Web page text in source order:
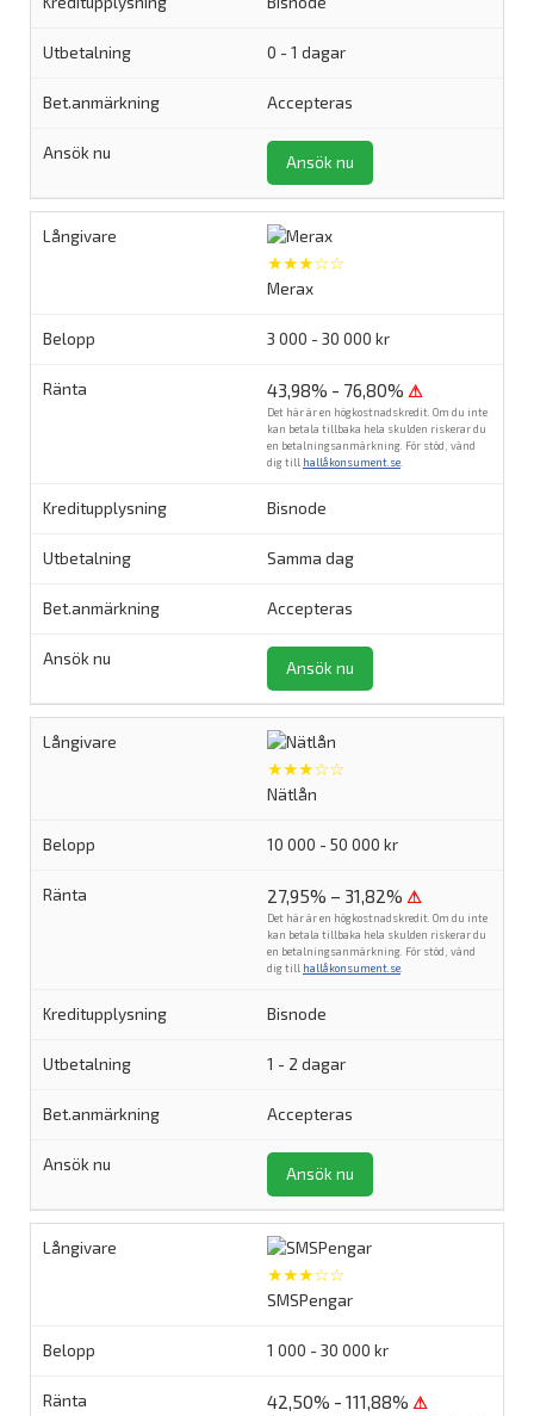
0 - 1 dagar
Accepteras
Ansök nu
★★★☆☆
Merax
3 000 - 30 000 kr
43,98% - 76,80% ⚠
Det här är en högkostnadskredit. Om du inte
kan betala tillbaka hela skulden riskerar du
en betalningsanmärkning. För stöd, vänd
dig till hallåkonsument.se
Bisnode
Samma dag
Accepteras
Ansök nu
★★★☆☆
Nätlån
10 000 - 50 000 kr
27,95% – 31,82% ⚠
Det här är en högkostnadskredit. Om du inte
kan betala tillbaka hela skulden riskerar du
en betalningsanmärkning. För stöd, vänd
dig till hallåkonsument.se
Bisnode
1 - 2 dagar
Accepteras
Ansök nu
★★★☆☆
SMSPengar
1 000 - 30 000 kr
42,50% - 111,88% ⚠